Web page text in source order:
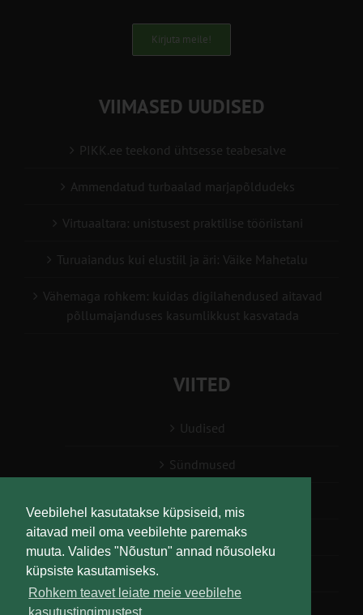
Veebilehel kasutatakse küpsiseid, mis
aitavad meil oma veebilehte paremaks
muuta. Valides "Nõustun" annad nõusoleku
küpsiste kasutamiseks.
Rohkem teavet leiate meie veebilehe
Kirjuta meile!
VIIMASED UUDISED
PIKK.ee teekond ühtsesse teabesalve
Ammendatud turbaalad marjapõldudeks
Virtuaaltara: unistusest praktilise tööriistani
Turuaiandus kui elustiil ja äri: Väike Mahetalu
Vähemaga rohkem: kuidas digilahendused aitavad
põllumajanduses kasumlikkust kasvatada
VIITED
Uudised
Sündmused
Teabesalv
Liitu uudiskirjaga